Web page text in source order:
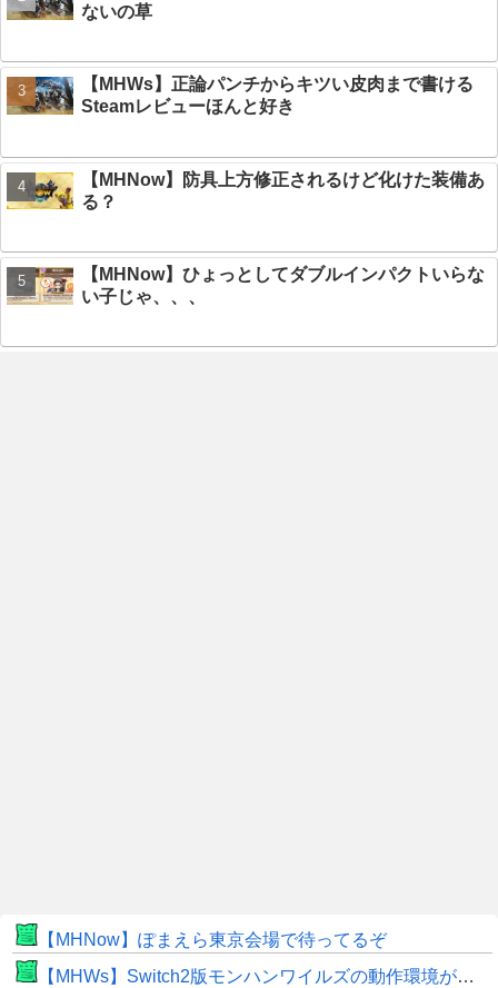
ないの草
【MHWs】正論パンチからキツい皮肉まで書ける
Steamレビューほんと好き
【MHNow】防具上方修正されるけど化けた装備あ
る？
【MHNow】ひょっとしてダブルインパクトいらな
い子じゃ、、、
【MHNow】ぽまえら東京会場で待ってるぞ
【MHWs】Switch2版モンハンワイルズの動作環境が判明！